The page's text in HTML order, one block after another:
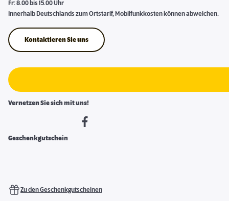
Fr: 8.00 bis 15.00 Uhr
Innerhalb Deutschlands zum Ortstarif, Mobilfunkkosten können abweichen.
Kontaktieren Sie uns
Vernetzen Sie sich mit uns!
Geschenkgutschein
Zu den Geschenkgutscheinen